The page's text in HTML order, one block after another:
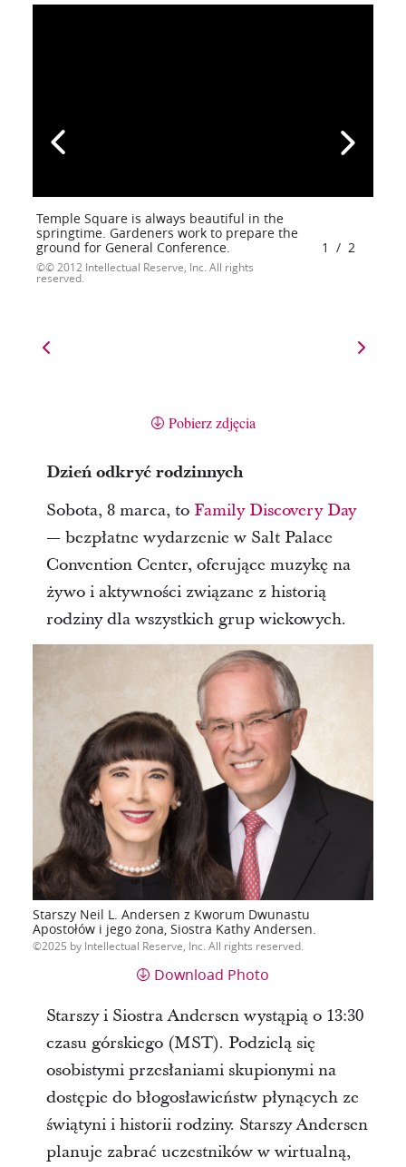
Temple Square is always beautiful in the
springtime. Gardeners work to prepare the
ground for General Conference.
© 2012 Intellectual Reserve, Inc. All rights
reserved.
1 / 2
Pobierz zdjęcia
Dzień odkryć rodzinnych
Sobota, 8 marca, to Family Discovery Day
— bezpłatne wydarzenie w Salt Palace
Convention Center, oferujące muzykę na
żywo i aktywności związane z historią
rodziny dla wszystkich grup wiekowych.
Starszy Neil L. Andersen z Kworum Dwunastu
Apostołów i jego żona, Siostra Kathy Andersen.
2025 by Intellectual Reserve, Inc. All rights reserved.
Download Photo
Starszy i Siostra Andersen wystąpią o 13:30
czasu górskiego (MST). Podzielą się
osobistymi przesłaniami skupionymi na
dostępie do błogosławieństw płynących ze
świątyni i historii rodziny. Starszy Andersen
planuje zabrać uczestników w wirtualną,